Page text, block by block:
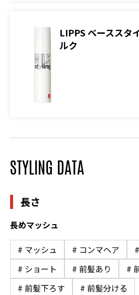
LIPPS ベーススタ
ルク
STYLING DATA
長さ
長めマッシュ
# マッシュ # コンマヘア
# ショート
# 前髪あり
#
# 前髪下ろす
# 前髪分ける